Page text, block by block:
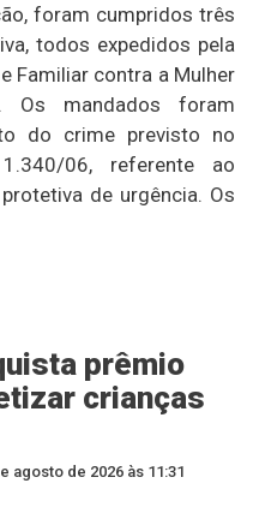
foram cumpridos três
todos expedidos pela
Familiar contra a Mulher
Os mandados foram
do crime previsto no
06, referente ao
de urgência. Os
prêmio
crianças
agosto de 2026 às 11:31